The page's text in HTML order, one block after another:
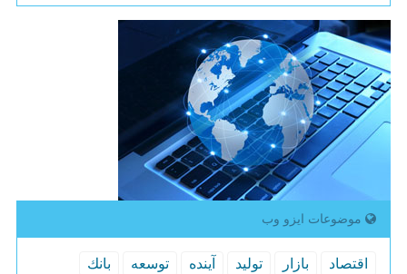
موضوعات ایزو وب
اقتصاد بازار تولید آینده توسعه
بانك